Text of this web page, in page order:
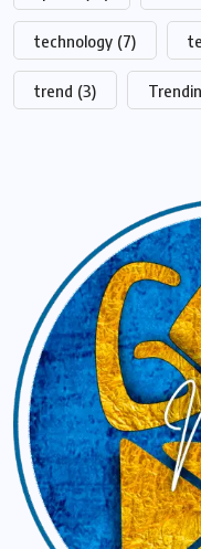
technology (7)
trend (3)